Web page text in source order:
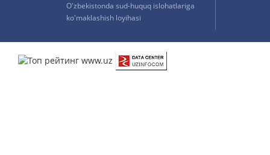
O'zbekistonda sud-huquq islohatlariga
ko'maklashish loyihasi